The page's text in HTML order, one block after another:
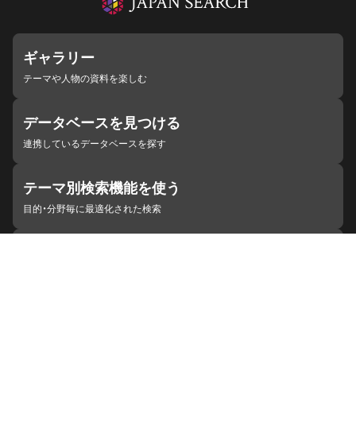
ギャラリー
テーマや人物の資料を楽しむ
データベースを見つける
連携しているデータベースを探す
テーマ別検索機能を使う
目的・分野毎に最適化された検索